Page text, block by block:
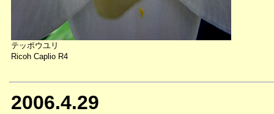
テッポウユリ
Ricoh Caplio R4
2006.4.29